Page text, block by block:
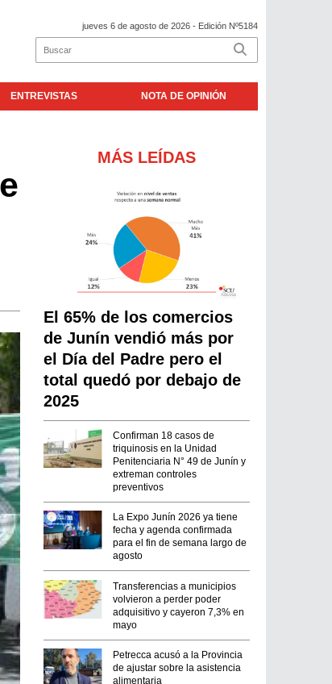
jueves 6 de agosto de 2026 - Edición Nº5184
ENTREVISTAS NOTA DE OPINIÓN
MÁS LEÍDAS
El 65% de los comercios
de Junín vendió más por
el Día del Padre pero el
total quedó por debajo de
2025
Confirman 18 casos de
triquinosis en la Unidad
Penitenciaria N° 49 de Junín y
extreman controles
preventivos
La Expo Junín 2026 ya tiene
fecha y agenda confirmada
para el fin de semana largo de
agosto
Transferencias a municipios
volvieron a perder poder
adquisitivo y cayeron 7,3% en
mayo
Petrecca acusó a la Provincia
de ajustar sobre la asistencia
alimentaria